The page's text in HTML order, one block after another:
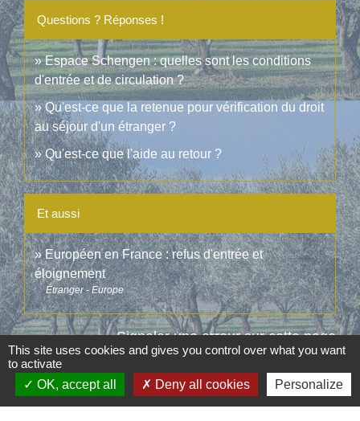
Questions ? Réponses !
Espace Schengen : quelles sont les conditions
d'entrée et de circulation ?
Qu'est-ce que la retenue pour vérification du droit
au séjour d'un étranger ?
Qu'est-ce que l'aide au retour ?
Et aussi
Européen en France : refus d'entrée et
éloignement
Étranger - Europe
Signaler une erreur sur cette page
This site uses cookies and gives you control over what you want
to activate
OK, accept all
Deny all cookies Personalize